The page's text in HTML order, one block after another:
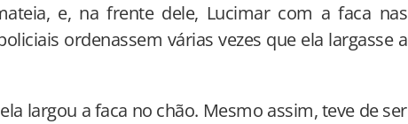
e, na frente dele, Lucimar com a faca nas
ordenassem várias vezes que ela largasse a
largou a faca no chão. Mesmo assim, teve de ser